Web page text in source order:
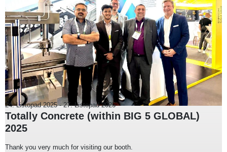
24. Listopad 2025-27. Listopad 2025
Totally Concrete (within BIG 5 GLOBAL)
2025
Thank you very much for visiting our booth.